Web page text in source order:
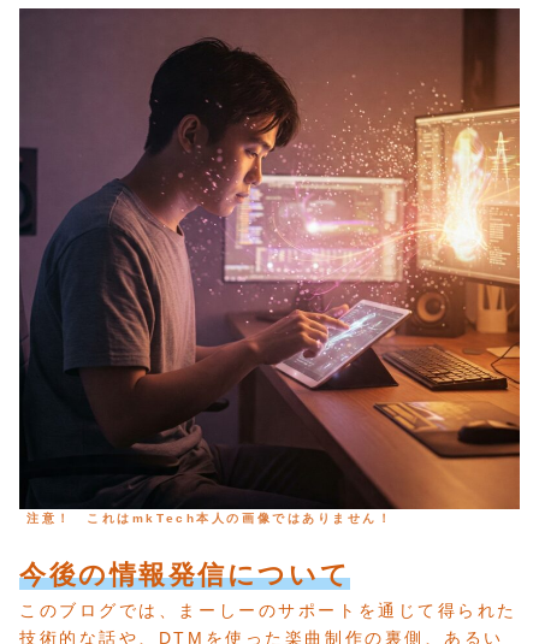
注意！ これはmkTech本人の画像ではありません！
今後の情報発信について
このブログでは、まーしーのサポートを通じて得られた
技術的な話や、DTMを使った楽曲制作の裏側、あるい